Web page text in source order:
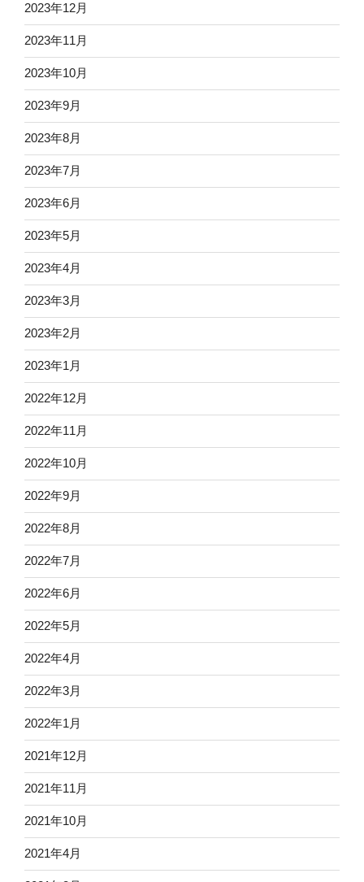
2023年12月
2023年11月
2023年10月
2023年9月
2023年8月
2023年7月
2023年6月
2023年5月
2023年4月
2023年3月
2023年2月
2023年1月
2022年12月
2022年11月
2022年10月
2022年9月
2022年8月
2022年7月
2022年6月
2022年5月
2022年4月
2022年3月
2022年1月
2021年12月
2021年11月
2021年10月
2021年4月